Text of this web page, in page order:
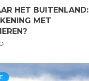
HET BUITENLAND:
MET